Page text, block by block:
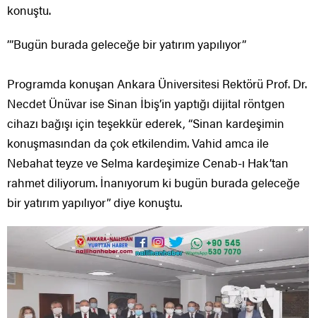
konuştu.
’”Bugün burada geleceğe bir yatırım yapılıyor”
Programda konuşan Ankara Üniversitesi Rektörü Prof. Dr.
Necdet Ünüvar ise Sinan İbiş’in yaptığı dijital röntgen
cihazı bağışı için teşekkür ederek, “Sinan kardeşimin
konuşmasından da çok etkilendim. Vahid amca ile
Nebahat teyze ve Selma kardeşimize Cenab-ı Hak’tan
rahmet diliyorum. İnanıyorum ki bugün burada geleceğe
bir yatırım yapılıyor” diye konuştu.